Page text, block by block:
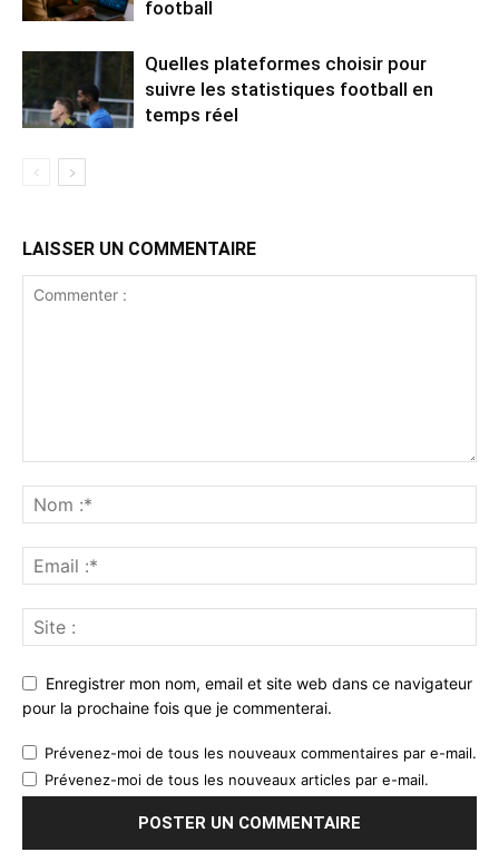
football
Quelles plateformes choisir pour
suivre les statistiques football en
temps réel
LAISSER UN COMMENTAIRE
Enregistrer mon nom, email et site web dans ce navigateur
pour la prochaine fois que je commenterai.
Prévenez-moi de tous les nouveaux commentaires par e-mail.
Prévenez-moi de tous les nouveaux articles par e-mail.